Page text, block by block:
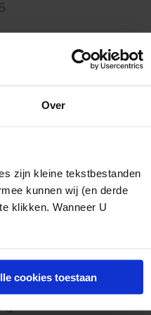
Over
zijn kleine tekstbestanden
kunnen wij (en derde
klikken. Wanneer U
cookies toestaan
beperkt
de workshop
gewoon